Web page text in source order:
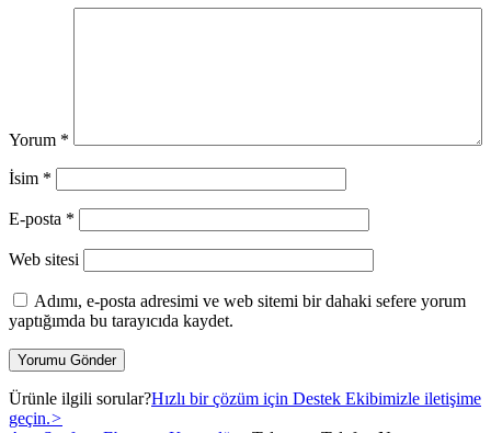
Yorum *
İsim *
E-posta *
Web sitesi
Adımı, e-posta adresimi ve web sitemi bir dahaki sefere yorum
yaptığımda bu tarayıcıda kaydet.
Ürünle ilgili sorular?Hızlı bir çözüm için Destek Ekibimizle iletişime
geçin.>